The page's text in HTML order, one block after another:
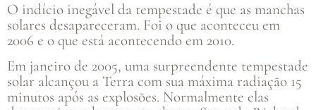
O indício inegável da tempestade é que as manchas
solares desapareceram. Foi o que aconteceu em
2006 e o que está acontecendo em 2010.
Em janeiro de 2005, uma surpreendente tempestade
solar alcançou a Terra com sua máxima radiação 15
minutos após as explosões. Normalmente elas